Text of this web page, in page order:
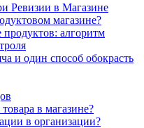
Ревизии в Магазине
магазине?
продуктов: алгоритм
и один способ обокрасть
в магазине?
в организации?